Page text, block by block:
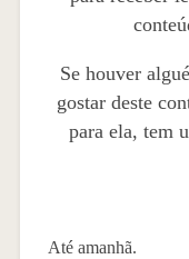
Se houver
gostar deste
para ela, tem
Até amanhã.